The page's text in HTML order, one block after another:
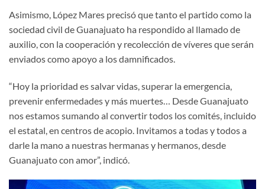
Asimismo, López Mares precisó que tanto el partido como la
sociedad civil de Guanajuato ha respondido al llamado de
auxilio, con la cooperación y recolección de víveres que serán
enviados como apoyo a los damnificados.
“Hoy la prioridad es salvar vidas, superar la emergencia,
prevenir enfermedades y más muertes… Desde Guanajuato
nos estamos sumando al convertir todos los comités, incluido
el estatal, en centros de acopio. Invitamos a todas y todos a
darle la mano a nuestras hermanas y hermanos, desde
Guanajuato con amor”, indicó.